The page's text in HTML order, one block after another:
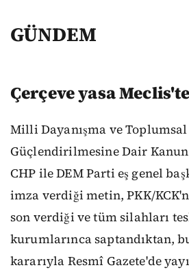
GÜNDEM
Çerçeve yasa Meclis'te
Milli Dayanışma ve
Güçlendirilmesine Dair
CHP ile DEM Parti eş genel
imza verdiği metin, PKK/
son verdiği ve tüm silahları
kurumlarınca saptandıktan,
kararıyla Resmî Gazete'de